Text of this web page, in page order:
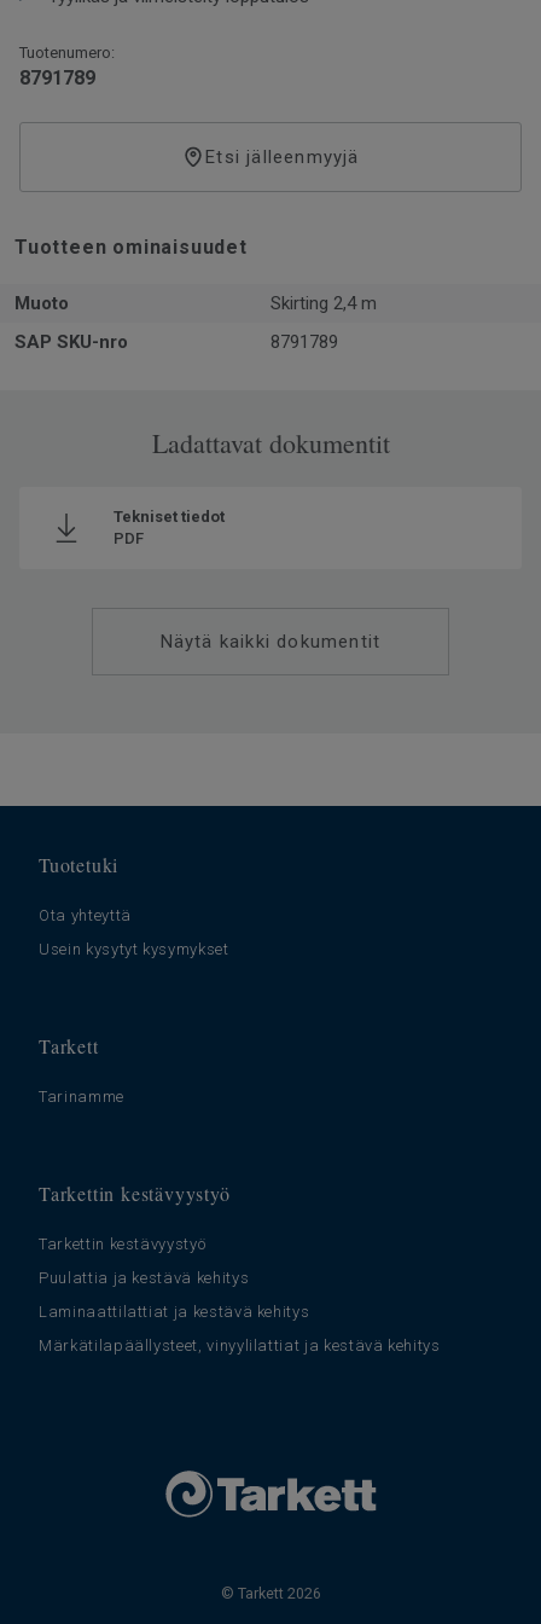
Tuotenumero:
8791789
Etsi jälleenmyyjä
Tuotteen ominaisuudet
Muoto
Skirting 2,4 m
SAP SKU-nro
8791789
Ladattavat dokumentit
Tekniset tiedot
PDF
Näytä kaikki dokumentit
Tuotetuki
Ota yhteyttä
Usein kysytyt kysymykset
Tarkett
Tarinamme
Tarkettin kestävyystyö
Tarkettin kestävyystyö
Puulattia ja kestävä kehitys
Laminaattilattiat ja kestävä kehitys
Märkätilapäällysteet, vinyylilattiat ja kestävä kehitys
© Tarkett 2026